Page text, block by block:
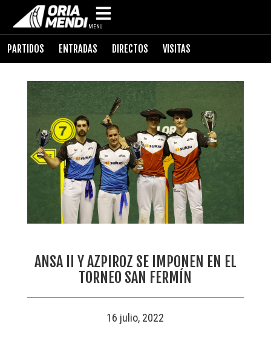
MENU
PARTIDOS ENTRADAS DIRECTOS VISITAS
ANSA II Y AZPIROZ SE IMPONEN EN EL
TORNEO SAN FERMÍN
16 julio, 2022